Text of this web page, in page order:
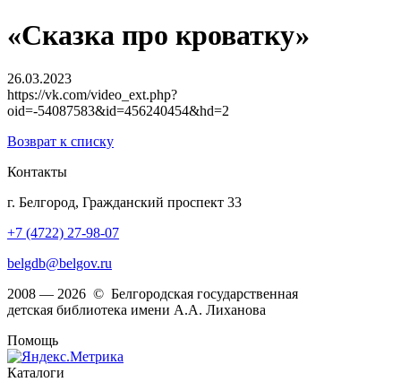
«Сказка про кроватку»
26.03.2023
https://vk.com/video_ext.php?
oid=-54087583&id=456240454&hd=2
Возврат к списку
Контакты
г. Белгород, Гражданский проспект 33
+7 (4722) 27-98-07
belgdb@belgov.ru
2008 — 2026 © Белгородская государственная
детская библиотека имени А.А. Лиханова
Помощь
Каталоги